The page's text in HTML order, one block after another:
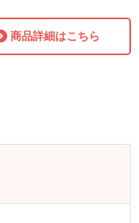
商品詳細はこちら